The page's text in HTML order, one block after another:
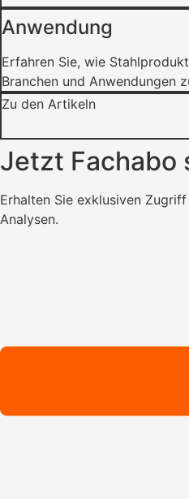
Anwendung
Erfahren Sie, wie
Branchen und Anwendungen
Zu den Artikeln
Jetzt Fachabo
Erhalten Sie exklusiven
Analysen.